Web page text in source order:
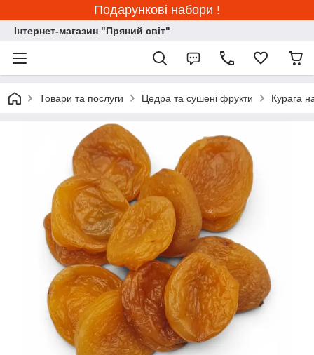
Подарункові набори !
Інтернет-магазин "Пряний світ"
Товари та послуги Цедра та сушені фрукти Курага